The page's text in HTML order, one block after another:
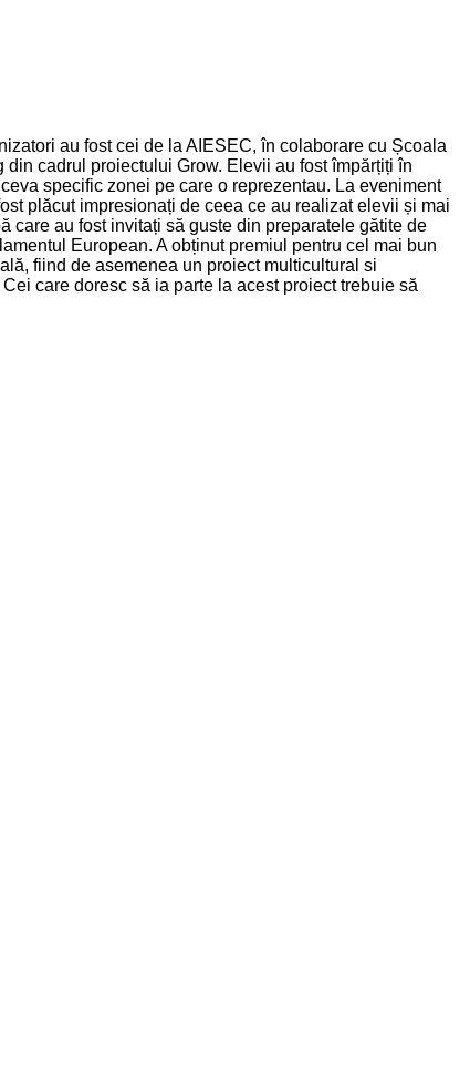
au fost cei de la AIESEC, în colaborare cu Școala
cadrul proiectului Grow. Elevii au fost împărțiți în
specific zonei pe care o reprezentau. La eveniment
plăcut impresionați de ceea ce au realizat elevii și mai
care au fost invitați să guste din preparatele gătite de
European. A obținut premiul pentru cel mai bun
fiind de asemenea un proiect multicultural si
care doresc să ia parte la acest proiect trebuie să